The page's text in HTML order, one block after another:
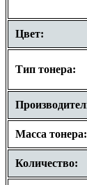
Цвет:
Тип тонера:
Масса тонера:
Количество: